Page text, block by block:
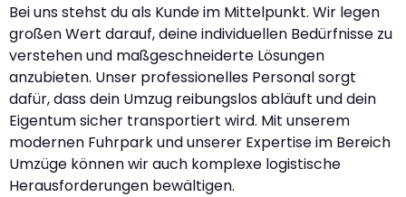
Bei uns stehst du als Kunde im Mittelpunkt. Wir legen
großen Wert darauf, deine individuellen Bedürfnisse zu
verstehen und maßgeschneiderte Lösungen
anzubieten. Unser professionelles Personal sorgt
dafür, dass dein Umzug reibungslos abläuft und dein
Eigentum sicher transportiert wird. Mit unserem
modernen Fuhrpark und unserer Expertise im Bereich
Umzüge können wir auch komplexe logistische
Herausforderungen bewältigen.